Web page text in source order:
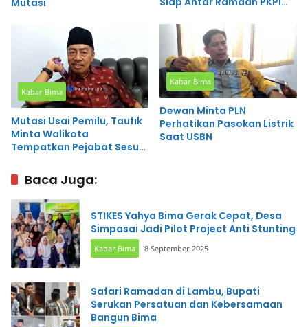
Mutasi
Kabar Bima
Mutasi Usai Pemilu, Taufik
Minta Walikota
Tempatkan Pejabat Sesuai
Kabar Bima
Dewan Minta PLN
Perhatikan Pasokan Listrik
Saat USBN
Baca Juga:
STIKES Yahya Bima Gerak Cepat, Desa
Simpasai Jadi Pilot Project Anti Stunting
Kabar Bima 8 September 2025
Safari Ramadan di Lambu, Bupati
Serukan Persatuan dan Kebersamaan
Bangun Bima